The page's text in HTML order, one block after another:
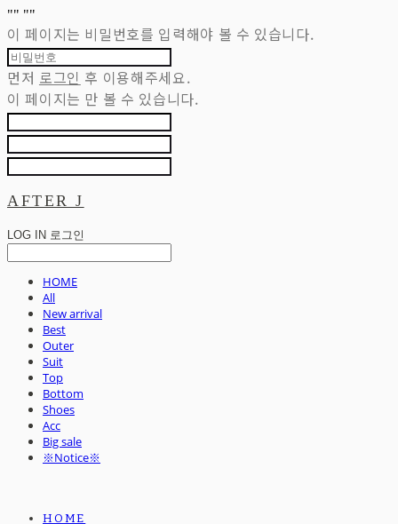
"" ""
이 페이지는 비밀번호를 입력해야 볼 수 있습니다.
먼저 로그인 후 이용해주세요.
이 페이지는 만 볼 수 있습니다.
AFTER J
LOG IN 로그인
HOME
All
New arrival
Best
Outer
Suit
Top
Bottom
Shoes
Acc
Big sale
※Notice※
HOME